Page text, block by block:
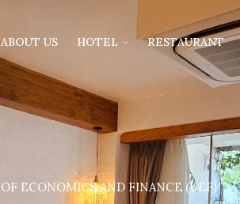
ABOUT US HOTEL RESTAURANT
ECONOMICS AND FINANCE (UEF)